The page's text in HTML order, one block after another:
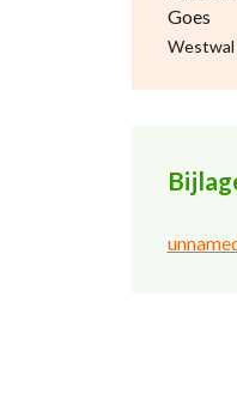
Goes
Westwal